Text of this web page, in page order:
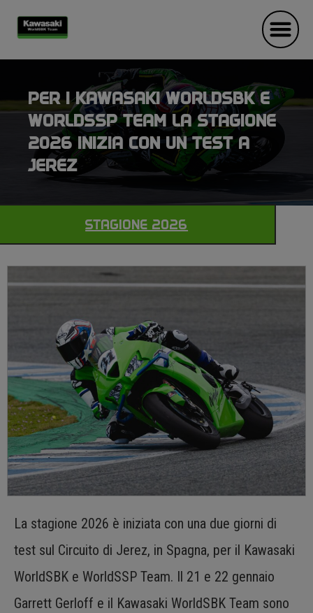
PER I KAWASAKI WORLDSBK E
WORLDSSP TEAM LA STAGIONE
2026 INIZIA CON UN TEST A
JEREZ
STAGIONE 2026
La stagione 2026 è iniziata con una due giorni di
test sul Circuito di Jerez, in Spagna, per il Kawasaki
WorldSBK e WorldSSP Team. Il 21 e 22 gennaio
Garrett Gerloff e il Kawasaki WorldSBK Team sono